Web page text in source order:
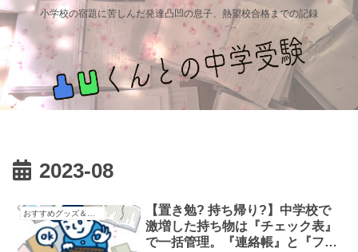
小学校の宿題に苦しんだ発達凸凹の息子、熱望校合格までの記録
2023-08
【置き勉? 持ち帰り?】中学校で
激増した持ち物は『チェック表』
で一括管理。『連絡帳』と『ファ